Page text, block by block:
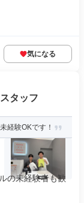
気になる
タッフ
経験OKです！
の未経験者も歓